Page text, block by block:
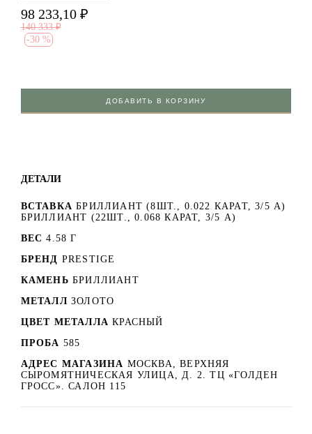
98 233,10 ₽
140 333 ₽
-30 %
ДОБАВИТЬ В КОРЗИНУ
ДЕТАЛИ
ВСТАВКА БРИЛЛИАНТ (8ШТ., 0.022 КАРАТ, 3/5 А)
БРИЛЛИАНТ (22ШТ., 0.068 КАРАТ, 3/5 А)
ВЕС 4.58 Г
БРЕНД PRESTIGE
КАМЕНЬ БРИЛЛИАНТ
МЕТАЛЛ ЗОЛОТО
ЦВЕТ МЕТАЛЛА КРАСНЫЙ
ПРОБА 585
АДРЕС МАГАЗИНА МОСКВА, ВЕРХНЯЯ
СЫРОМЯТНИЧЕСКАЯ УЛИЦА, Д. 2. ТЦ «ГОЛДЕН
ГРОСС». САЛОН 115